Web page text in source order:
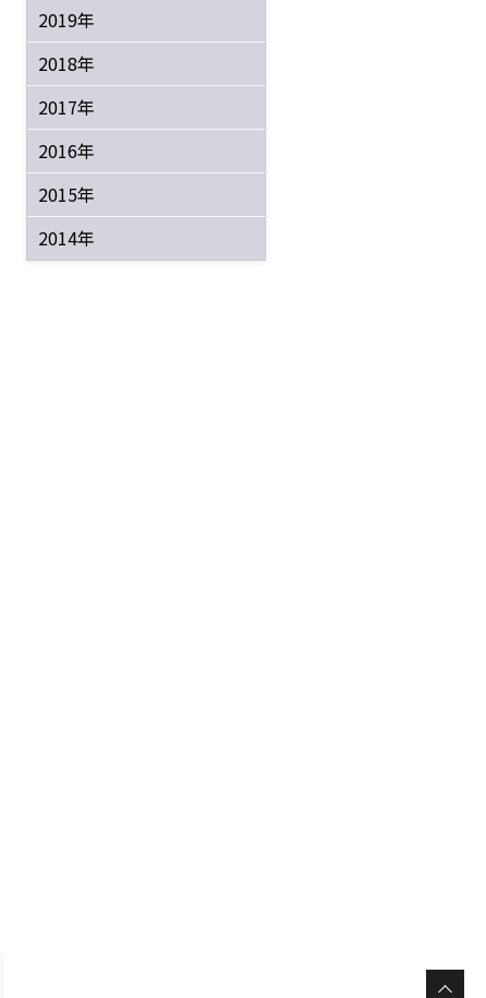
2019年
2018年
2017年
2016年
2015年
2014年